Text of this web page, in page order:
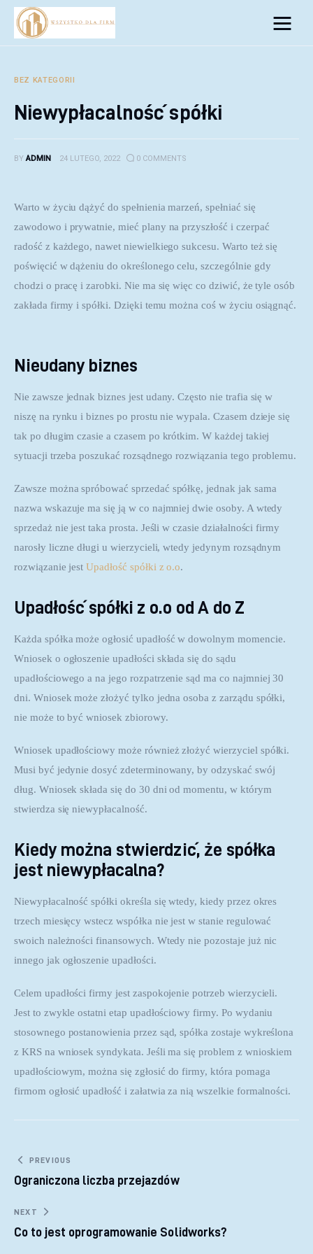
Biznes
Inwestycje
Rozwój
BEZ KATEGORII
Niewypłacalność spółki
BY ADMIN 24 LUTEGO, 2022 0 COMMENTS
Warto w życiu dążyć do spełnienia marzeń, spełniać się
zawodowo i prywatnie, mieć plany na przyszłość i czerpać
radość z każdego, nawet niewielkiego sukcesu. Warto też się
poświęcić w dążeniu do określonego celu, szczególnie gdy
chodzi o pracę i zarobki. Nie ma się więc co dziwić, że tyle osób
zakłada firmy i spółki. Dzięki temu można coś w życiu osiągnąć.
Nieudany biznes
Nie zawsze jednak biznes jest udany. Często nie trafia się w
niszę na rynku i biznes po prostu nie wypala. Czasem dzieje się
tak po długim czasie a czasem po krótkim. W każdej takiej
sytuacji trzeba poszukać rozsądnego rozwiązania tego problemu.
Zawsze można spróbować sprzedać spółkę, jednak jak sama
nazwa wskazuje ma się ją w co najmniej dwie osoby. A wtedy
sprzedaż nie jest taka prosta. Jeśli w czasie działalności firmy
narosły liczne długi u wierzycieli, wtedy jedynym rozsądnym
rozwiązanie jest Upadłość spółki z o.o.
Upadłość spółki z o.o od A do Z
Każda spółka może ogłosić upadłość w dowolnym momencie.
Wniosek o ogłoszenie upadłości składa się do sądu
upadłościowego a na jego rozpatrzenie sąd ma co najmniej 30
dni. Wniosek może złożyć tylko jedna osoba z zarządu spółki,
nie może to być wniosek zbiorowy.
Wniosek upadłościowy może również złożyć wierzyciel spółki.
Musi być jedynie dosyć zdeterminowany, by odzyskać swój
dług. Wniosek składa się do 30 dni od momentu, w którym
stwierdza się niewypłacalność.
Kiedy można stwierdzić, że spółka
jest niewypłacalna?
Niewypłacalność spółki określa się wtedy, kiedy przez okres
trzech miesięcy wstecz współka nie jest w stanie regulować
swoich należności finansowych. Wtedy nie pozostaje już nic
innego jak ogłoszenie upadłości.
Celem upadłości firmy jest zaspokojenie potrzeb wierzycieli.
Jest to zwykle ostatni etap upadłościowy firmy. Po wydaniu
stosownego postanowienia przez sąd, spółka zostaje wykreślona
z KRS na wniosek syndykata. Jeśli ma się problem z wnioskiem
upadłościowym, można się zgłosić do firmy, która pomaga
firmom ogłosić upadłość i załatwia za nią wszelkie formalności.
Nawigacja wpisu
PREVIOUS
Ograniczona liczba przejazdów
NEXT
Co to jest oprogramowanie Solidworks?